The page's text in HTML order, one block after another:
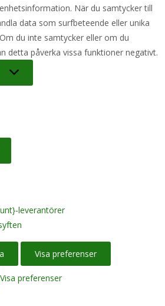
När du samtycker till
data som surfbeteende eller unika
du inte samtycker eller om du
detta påverka vissa funktioner negativt.
leverantörer
Visa preferenser
Visa preferenser